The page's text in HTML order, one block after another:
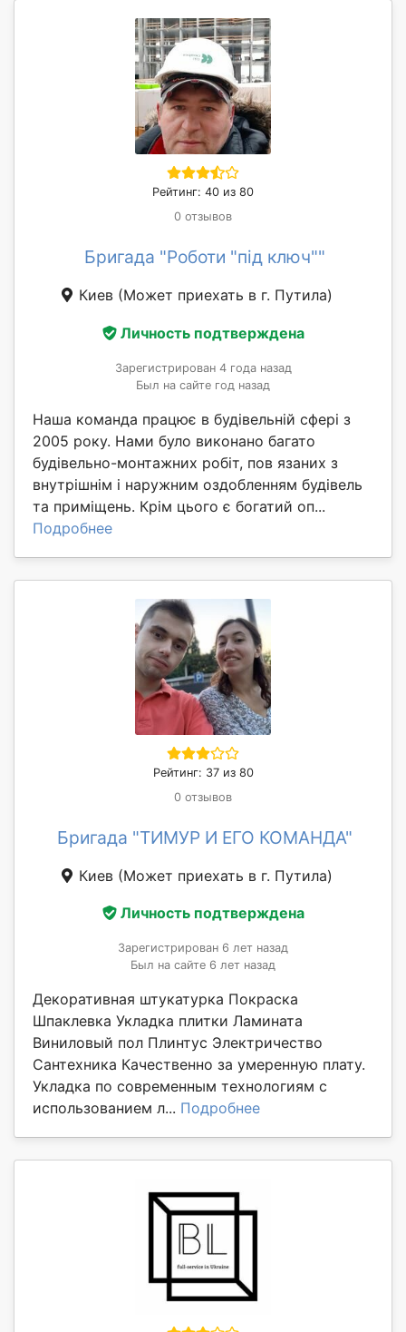
Рейтинг: 40 из 80
0 отзывов
Бригада "Роботи "під ключ""
Киев (Может приехать в г. Путила)
Личность подтверждена
Зарегистрирован 4 года назад
Был на сайте год назад
Наша команда працює в будівельній сфері з
2005 року. Нами було виконано багато
будівельно-монтажних робіт, пов язаних з
внутрішнім і наружним оздобленням будівель
та приміщень. Крім цього є богатий оп...
Подробнее
Рейтинг: 37 из 80
0 отзывов
Бригада "ТИМУР И ЕГО КОМАНДА"
Киев (Может приехать в г. Путила)
Личность подтверждена
Зарегистрирован 6 лет назад
Был на сайте 6 лет назад
Декоративная штукатурка Покраска
Шпаклевка Укладка плитки Ламината
Виниловый пол Плинтус Электричество
Сантехника Качественно за умеренную плату.
Укладка по современным технологиям с
использованием л... Подробнее